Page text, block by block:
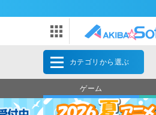
カテゴリから選ぶ
ゲーム